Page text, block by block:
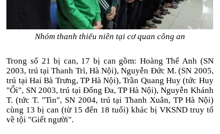
Nhóm thanh thiếu niên tại cơ quan công an
Trong số 21 bị can, 17 bị can gồm: Hoàng Thế Anh (SN
2003, trú tại Thanh Trì, Hà Nội), Nguyễn Đức M. (SN 2005,
trú tại Hai Bà Trưng, TP Hà Nội), Trần Quang Huy (tức Huy
"Ổi", SN 2003, trú tại Đống Đa, TP Hà Nội), Nguyễn Khánh
T. (tức T. "Tin", SN 2004, trú tại Thanh Xuân, TP Hà Nội)
cùng 13 bị can (từ 15 đến 18 tuổi) khác bị VKSND truy tố
về tội "Giết người".